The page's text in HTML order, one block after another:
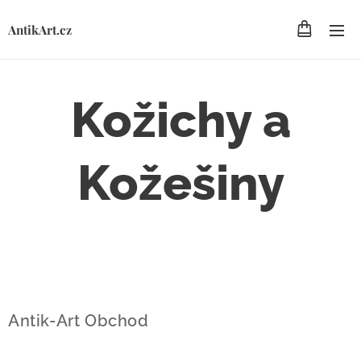
AntikArt.cz
Kožichy a
Kožešiny
Antik-Art Obchod